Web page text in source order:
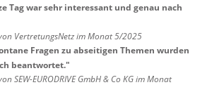
Tag war sehr interessant und genau nach
VertretungsNetz im Monat 5/2025
Fragen zu abseitigen Themen wurden
beantwortet."
SEW-EURODRIVE GmbH & Co KG im Monat